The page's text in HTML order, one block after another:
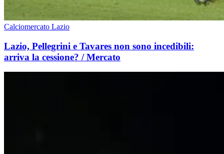
Calciomercato Lazio
Lazio, Pellegrini e Tavares non sono incedibili:
arriva la cessione? / Mercato